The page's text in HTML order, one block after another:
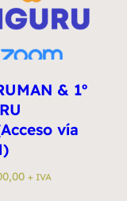
& 1º
vía
+ IVA